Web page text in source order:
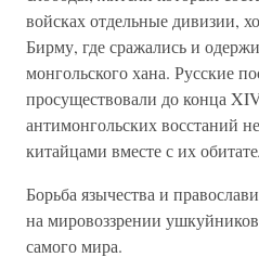
войсках отдельные дивизии,
Бирму, где сражались и
монгольского хана. Русские
просуществовали до конца
антимонгольских восстаний
китайцами вместе с их
Борьба язычества и
на мировоззрении
самого мира.